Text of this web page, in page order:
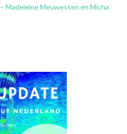
Madeleine Meuwessen en Micha